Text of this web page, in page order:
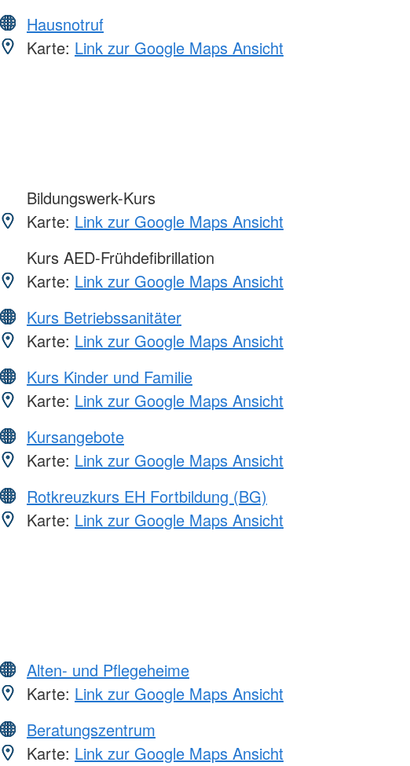
Hausnotruf
Karte: Link zur Google Maps Ansicht
Bildungswerk-Kurs
Karte: Link zur Google Maps Ansicht
Kurs AED-Frühdefibrillation
Karte: Link zur Google Maps Ansicht
Kurs Betriebssanitäter
Karte: Link zur Google Maps Ansicht
Kurs Kinder und Familie
Karte: Link zur Google Maps Ansicht
Kursangebote
Karte: Link zur Google Maps Ansicht
Rotkreuzkurs EH Fortbildung (BG)
Karte: Link zur Google Maps Ansicht
Alten- und Pflegeheime
Karte: Link zur Google Maps Ansicht
Beratungszentrum
Karte: Link zur Google Maps Ansicht